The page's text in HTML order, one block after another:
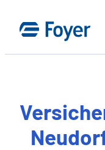
Inhalt
springen